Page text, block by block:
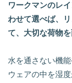
ワークマンのレ
わせて選べば、
て、大切な荷物
水を通さない機
ウェアの中を湿